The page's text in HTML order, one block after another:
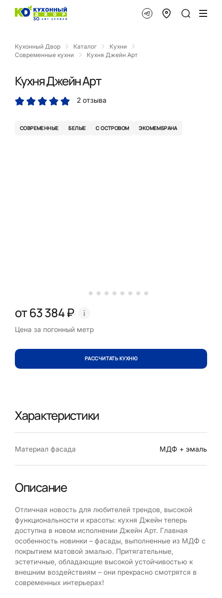
Кухонный Двор Каталог
Кухни
Современные кухни
Кухня Джейн Арт
Кухня Джейн Арт
2 отзыва
СОВРЕМЕННЫЕ БЕЛЫЕ С ОСТРОВОМ ЭКОМЕМБРАНА
от 63 384 ₽
Цена за погонный метр
РАССЧИТАТЬ КУХНЮ
Характеристики
Материал фасада МДФ + эмаль
Описание
Отличная новость для любителей трендов, высокой
функциональности и красоты: кухня Джейн теперь
доступна в новом исполнении Джейн Арт. Главная
особенность новинки – фасады, выполненные из МДФ с
покрытием матовой эмалью. Притягательные,
эстетичные, обладающие высокой устойчивостью к
внешним воздействиям – они прекрасно смотрятся в
современных интерьерах!